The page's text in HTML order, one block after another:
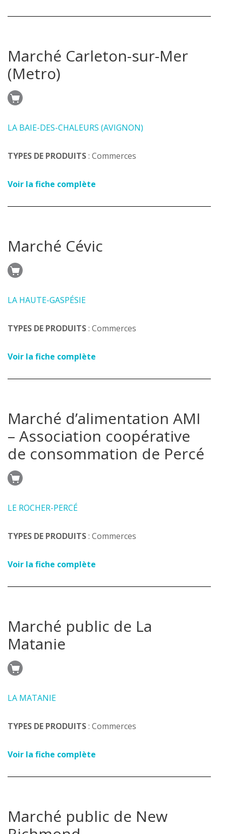
Marché Carleton-sur-Mer
(Metro)
LA BAIE-DES-CHALEURS (AVIGNON)
TYPES DE PRODUITS: Commerces
Voir la fiche complète
Marché Cévic
LA HAUTE-GASPÉSIE
TYPES DE PRODUITS: Commerces
Voir la fiche complète
Marché d’alimentation AMI
– Association coopérative
de consommation de Percé
LE ROCHER-PERCÉ
TYPES DE PRODUITS: Commerces
Voir la fiche complète
Marché public de La
Matanie
LA MATANIE
TYPES DE PRODUITS: Commerces
Voir la fiche complète
Marché public de New